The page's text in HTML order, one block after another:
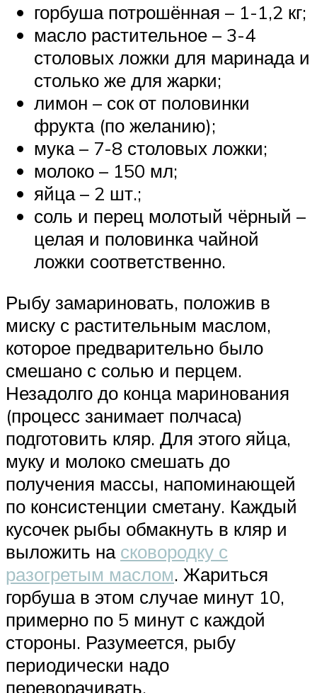
горбуша потрошённая – 1-1,2 кг;
масло растительное – 3-4
столовых ложки для маринада и
столько же для жарки;
лимон – сок от половинки
фрукта (по желанию);
мука – 7-8 столовых ложки;
молоко – 150 мл;
яйца – 2 шт.;
соль и перец молотый чёрный –
целая и половинка чайной
ложки соответственно.
Рыбу замариновать, положив в
миску с растительным маслом,
которое предварительно было
смешано с солью и перцем.
Незадолго до конца маринования
(процесс занимает полчаса)
подготовить кляр. Для этого яйца,
муку и молоко смешать до
получения массы, напоминающей
по консистенции сметану. Каждый
кусочек рыбы обмакнуть в кляр и
выложить на сковородку с
разогретым маслом. Жариться
горбуша в этом случае минут 10,
примерно по 5 минут с каждой
стороны. Разумеется, рыбу
периодически надо
переворачивать.